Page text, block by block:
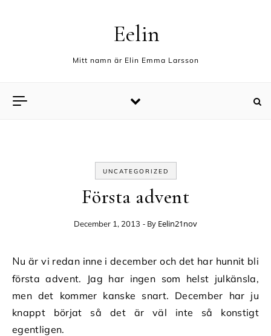
Eelin
Mitt namn är Elin Emma Larsson
UNCATEGORIZED
Första advent
December 1, 2013 - By Eelin21nov
Nu är vi redan inne i december och det har hunnit bli
första advent. Jag har ingen som helst julkänsla,
men det kommer kanske snart. December har ju
knappt börjat så det är väl inte så konstigt
egentligen.